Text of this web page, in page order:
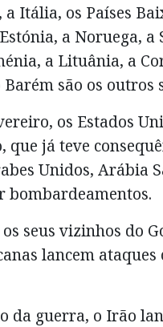
Itália, os Países
a Noruega,
a Lituânia, a
são os outros
os Estados
que já teve
Unidos, Arábia
bombardeamentos.
seus vizinhos do
lancem
da guerra, o Irão